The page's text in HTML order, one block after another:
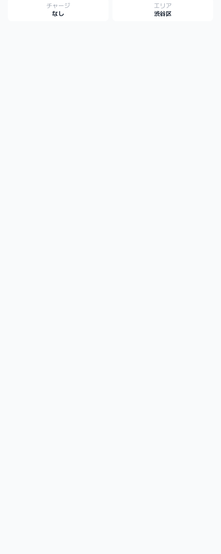
チャージ
なし
エリア
渋谷区